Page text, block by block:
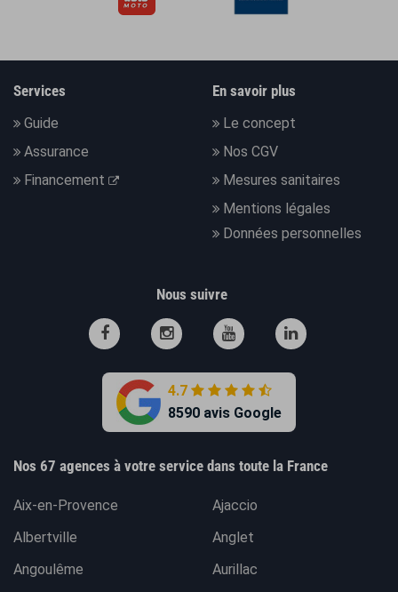
Services
Guide
Assurance
Financement
En savoir plus
Le concept
Nos CGV
Mesures sanitaires
Mentions légales
Données personnelles
Nous suivre
4.7
8590 avis Google
Nos 67 agences à votre service dans toute la France
Aix-en-Provence
Ajaccio
Albertville
Anglet
Angoulême
Aurillac